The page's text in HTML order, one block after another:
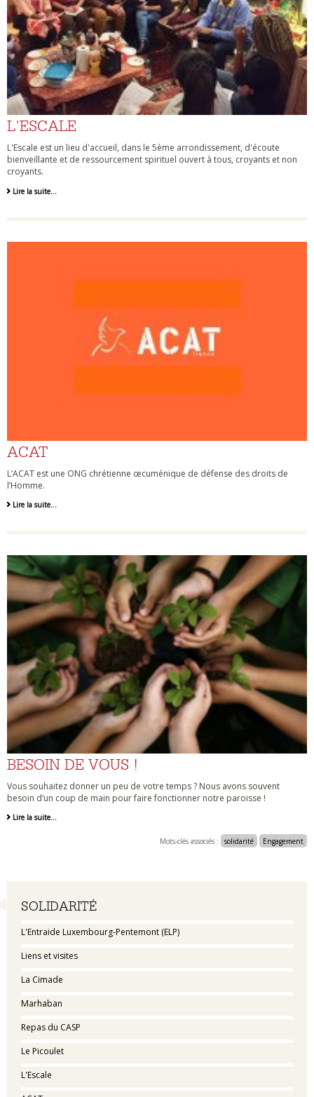
Navigation
SOLIDARITÉ
L'Entraide Luxembourg-Pentemont (ELP)
Liens et visites
La Cimade
Marhaban
Repas du CASP
Le Picoulet
L'Escale
L'ESCALE
L'Escale est un lieu d'accueil, dans le 5ème arrondissement, d'écoute
bienveillante et de ressourcement spirituel ouvert à tous, croyants et non
croyants.
Lire la suite…
ACAT
L’ACAT est une ONG chrétienne œcuménique de défense des droits de
l’Homme.
Lire la suite…
BESOIN DE VOUS !
Vous souhaitez donner un peu de votre temps ? Nous avons souvent
besoin d’un coup de main pour faire fonctionner notre paroisse !
Lire la suite…
Mots-clés associés : solidarité Engagement